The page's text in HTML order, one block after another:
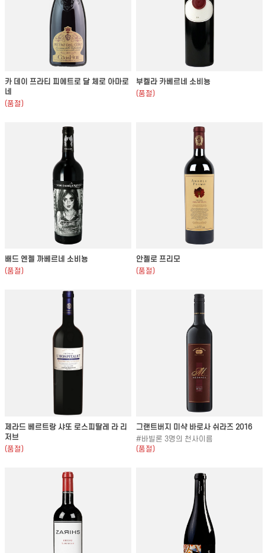
카 데이 프라티 피에트로 달 체로 아마로
네
(품절)
부켈라 카베르네 소비뇽
(품절)
배드 엔젤 까베르네 소비뇽
(품절)
안젤로 프리모
(품절)
제라드 베르트랑 샤또 로스피딸레 라 리
저브
(품절)
그랜트버지 미샥 바로사 쉬라즈 2016
#바빌론 3명의 천사이름
(품절)